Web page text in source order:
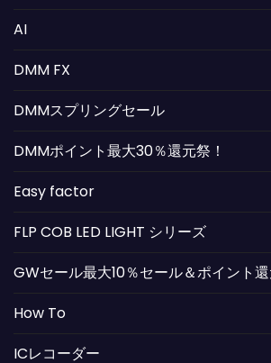
AI
DMM FX
DMMスプリングセール
DMMポイント最大30％還元祭！
Easy factor
FLP COB LED LIGHT シリーズ
GWセール最大10％セール＆ポイント還
How To
ICレコーダー